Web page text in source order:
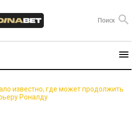
известно, где может продолжить
Роналду